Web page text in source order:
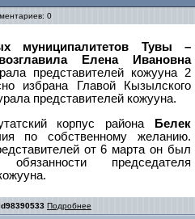
0
муниципалитетов Тувы –
Елена Ивановна
представителей кожууна 2
избрана Главой Кызылского
представителей кожууна.
корпус района
Белек
по собственному желанию.
от 6 марта он был
председателя
Подробнее